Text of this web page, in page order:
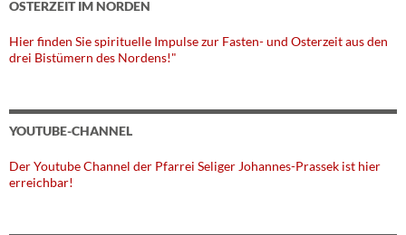
OSTERZEIT IM NORDEN
Hier finden Sie spirituelle Impulse zur Fasten- und Osterzeit aus den
drei Bistümern des Nordens!"
YOUTUBE-CHANNEL
Der Youtube Channel der Pfarrei Seliger Johannes-Prassek ist hier
erreichbar!